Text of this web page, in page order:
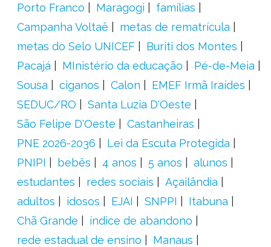
Porto Franco
Maragogi
famílias
Campanha Voltaê
metas de rematrícula
metas do Selo UNICEF
Buriti dos Montes
Pacajá
MInistério da educação
Pé-de-Meia
Sousa
ciganos Calon
EMEF Irmã Iraídes
SEDUC/RO
Santa Luzia D'Oeste
São Felipe D'Oeste
Castanheiras
PNE 2026-2036
Lei da Escuta Protegida
PNIPI
bebês 4 anos 5 anos
alunos
estudantes
redes sociais
Açailândia
adultos
idosos EJAI SNPPI
Itabuna
Chã Grande
índice de abandono
rede estadual de ensino
Manaus